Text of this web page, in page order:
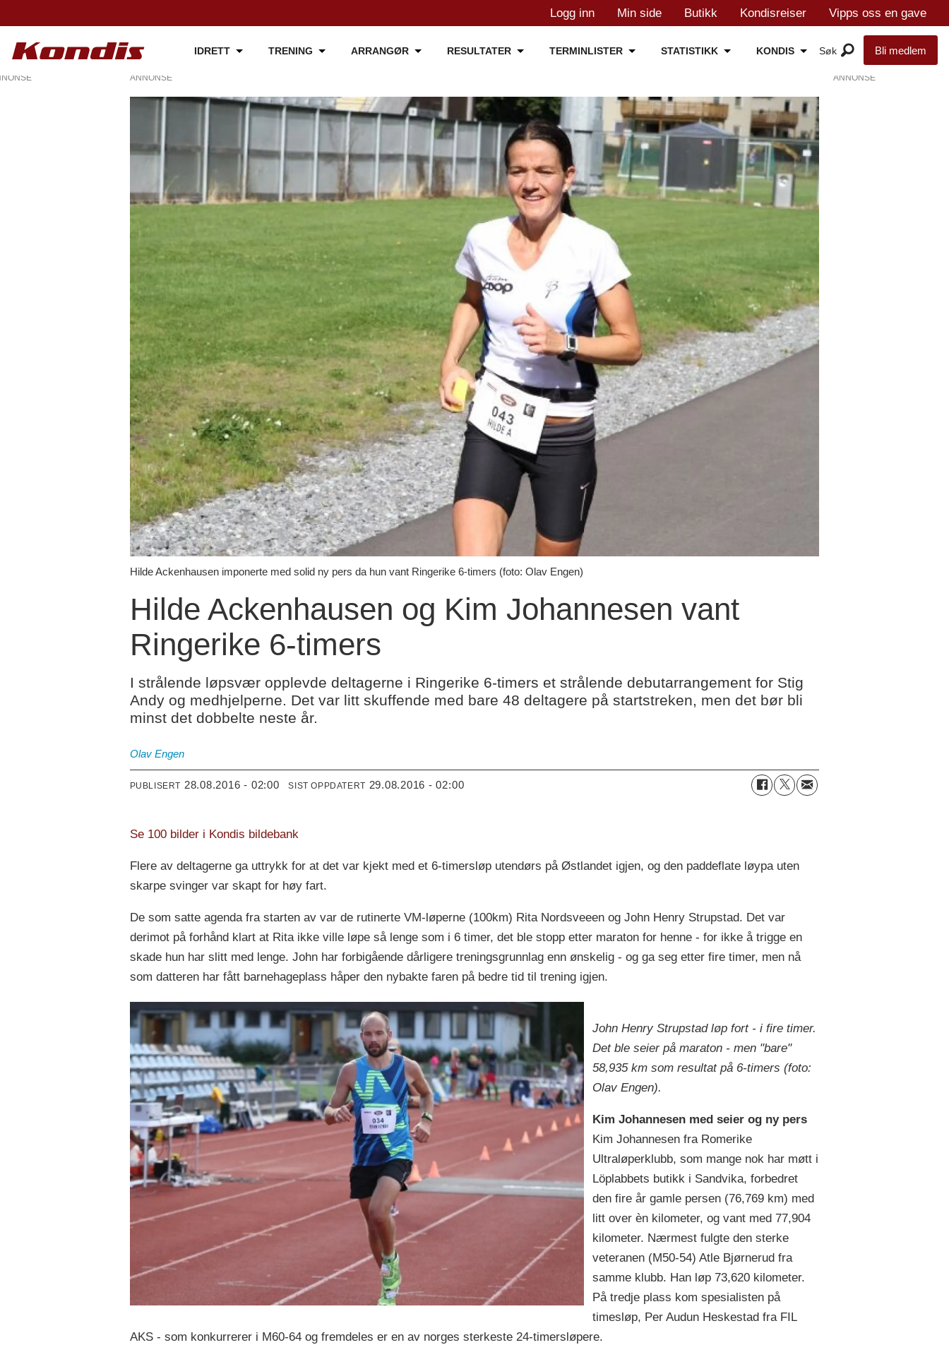
Logg inn Min side Butikk Kondisreiser Vipps oss en gave
IDRETT TRENING ARRANGØR RESULTATER TERMINLISTER STATISTIKK KONDIS Bli medlem
ANNONSE
Hilde Ackenhausen imponerte med solid ny pers da hun vant Ringerike 6-timers (foto: Olav Engen)
Hilde Ackenhausen og Kim Johannesen vant
Ringerike 6-timers
I strålende løpsvær opplevde deltagerne i Ringerike 6-timers et strålende debutarrangement for Stig
Andy og medhjelperne. Det var litt skuffende med bare 48 deltagere på startstreken, men det bør bli
minst det dobbelte neste år.
Olav Engen
PUBLISERT 28.08.2016 - 02:00 SIST OPPDATERT 29.08.2016 - 02:00
Se 100 bilder i Kondis bildebank
Flere av deltagerne ga uttrykk for at det var kjekt med et 6-timersløp utendørs på Østlandet igjen, og den paddeflate løypa uten
skarpe svinger var skapt for høy fart.
De som satte agenda fra starten av var de rutinerte VM-løperne (100km) Rita Nordsveeen og John Henry Strupstad. Det var
derimot på forhånd klart at Rita ikke ville løpe så lenge som i 6 timer, det ble stopp etter maraton for henne - for ikke å trigge en
skade hun har slitt med lenge. John har forbigående dårligere treningsgrunnlag enn ønskelig - og ga seg etter fire timer, men nå
som datteren har fått barnehageplass håper den nybakte faren på bedre tid til trening igjen.
John Henry Strupstad løp fort - i fire timer.
Det ble seier på maraton - men "bare"
58,935 km som resultat på 6-timers (foto:
Olav Engen).
Kim Johannesen med seier og ny pers
Kim Johannesen fra Romerike
Ultraløperklubb, som mange nok har møtt i
Löplabbets butikk i Sandvika, forbedret
den fire år gamle persen (76,769 km) med
litt over èn kilometer, og vant med 77,904
kilometer. Nærmest fulgte den sterke
veteranen (M50-54) Atle Bjørnerud fra
samme klubb. Han løp 73,620 kilometer.
På tredje plass kom spesialisten på
timesløp, Per Audun Heskestad fra FIL
AKS - som konkurrerer i M60-64 og fremdeles er en av norges sterkeste 24-timersløpere.
ANNONSE